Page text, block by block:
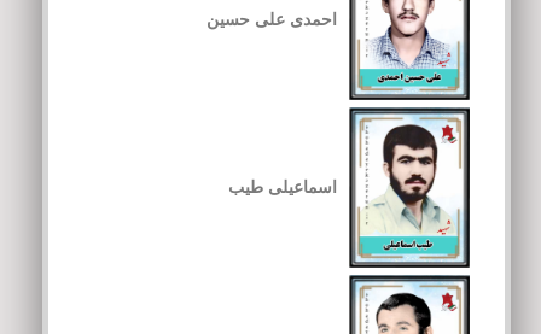
احمدی علی حسین
اسماعیلی طیب